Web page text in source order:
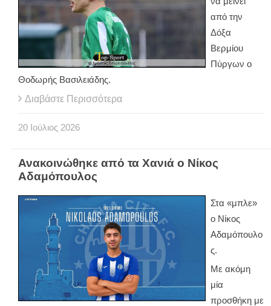
από την
Δόξα
Βερμίου
Πύργων ο
Θοδωρής Βασιλειάδης.
Διαβάστε Περισσότερα
20 Ιούλιος 2026
Ανακοινώθηκε από τα Χανιά ο Νίκος
Αδαμόπουλος
Στα «μπλε»
ο Νίκος
Αδαμόπουλο
ς.
Με ακόμη
μία
προσθήκη με